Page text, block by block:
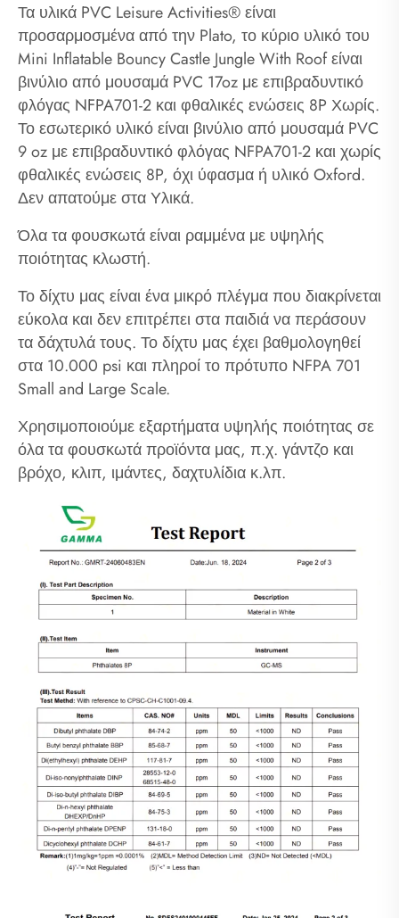
Τα υλικά PVC Leisure Activities® είναι
προσαρμοσμένα από την Plato, το κύριο υλικό του
Mini Inflatable Bouncy Castle Jungle With Roof είναι
βινύλιο από μουσαμά PVC 17oz με επιβραδυντικό
φλόγας NFPA701-2 και φθαλικές ενώσεις 8P Χωρίς.
Το εσωτερικό υλικό είναι βινύλιο από μουσαμά PVC
9 oz με επιβραδυντικό φλόγας NFPA701-2 και χωρίς
φθαλικές ενώσεις 8P, όχι ύφασμα ή υλικό Oxford.
Δεν απατούμε στα Υλικά.
Όλα τα φουσκωτά είναι ραμμένα με υψηλής
ποιότητας κλωστή.
Το δίχτυ μας είναι ένα μικρό πλέγμα που διακρίνεται
εύκολα και δεν επιτρέπει στα παιδιά να περάσουν
τα δάχτυλά τους. Το δίχτυ μας έχει βαθμολογηθεί
στα 10.000 psi και πληροί το πρότυπο NFPA 701
Small and Large Scale.
Χρησιμοποιούμε εξαρτήματα υψηλής ποιότητας σε
όλα τα φουσκωτά προϊόντα μας, π.χ. γάντζο και
βρόχο, κλιπ, ιμάντες, δαχτυλίδια κ.λπ.